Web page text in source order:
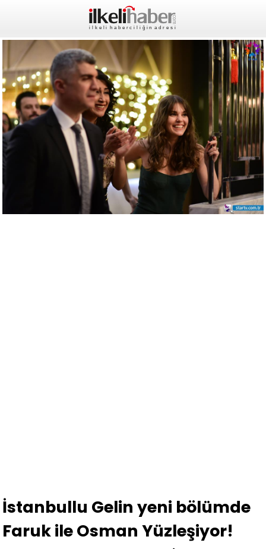
İstanbullu Gelin yeni bölümde
Faruk ile Osman Yüzleşiyor!